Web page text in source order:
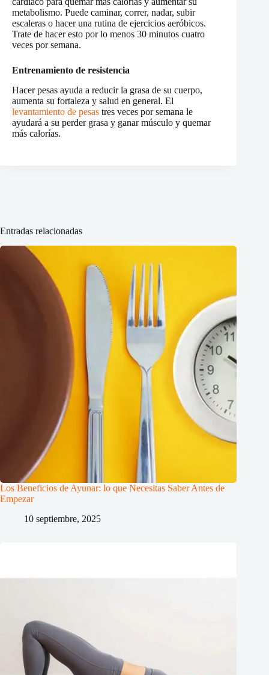
metabolismo. Puede caminar, correr, nadar, subir
escaleras o hacer una rutina de ejercicios aeróbicos.
Trate de hacer esto por lo menos 30 minutos cuatro
veces por semana.
Entrenamiento de resistencia
Hacer pesas ayuda a reducir la grasa de su cuerpo,
aumenta su fortaleza y salud en general. El
levantamiento de pesas tres veces por semana le
ayudará a su perder grasa y ganar músculo y quemar
más calorías.
Entradas relacionadas
Los Beneficios de Ayunar: lo que Necesitas Saber Antes de
Empezar
10 septiembre, 2025